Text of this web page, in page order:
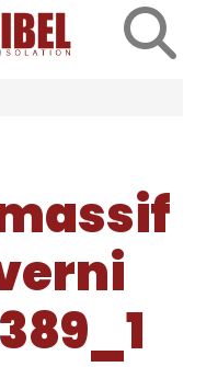
CHÊNE VERNI >